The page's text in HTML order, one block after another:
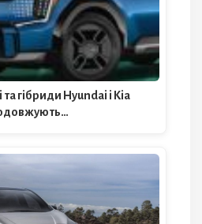
та гібриди Hyundai і Kia